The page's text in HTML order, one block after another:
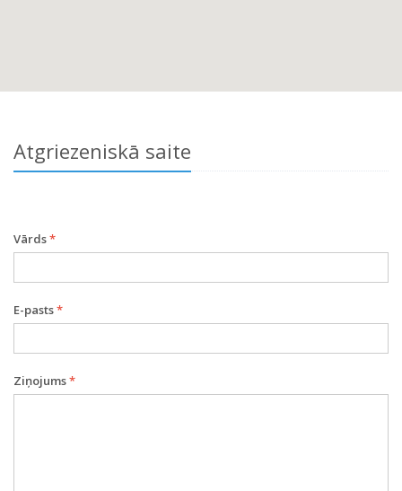
Atgriezeniskā saite
Vārds*
E-pasts*
Ziņojums*